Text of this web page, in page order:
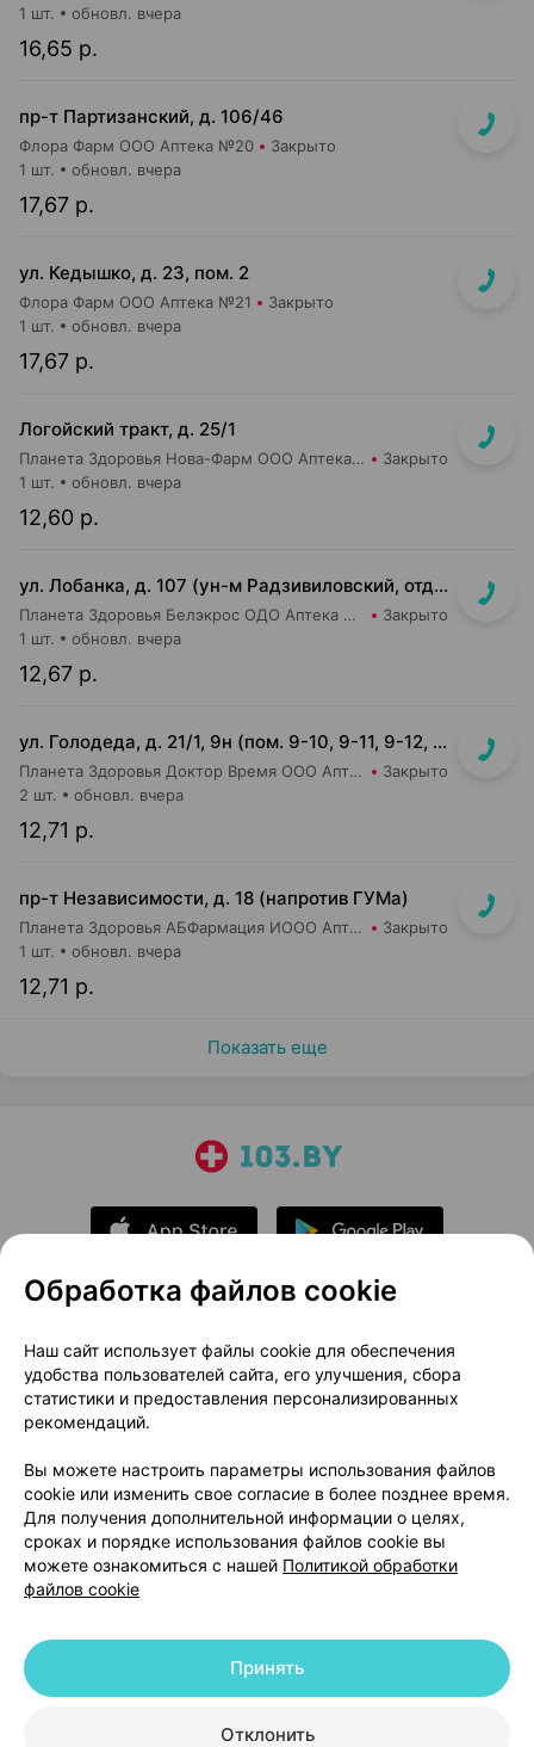
16,65 р.
1 шт. обновл. вчера
пр-т Партизанский, д. 106/46
Флора Фарм ООО Аптека №20 Закрыто
17,67 р.
1 шт. обновл. вчера
ул. Кедышко, д. 23, пом. 2
Флора Фарм ООО Аптека №21 Закрыто
17,67 р.
1 шт. обновл. вчера
Логойский тракт, д. 25/1
Планета Здоровья Нова-Фарм ООО Аптека №1 Закрыто
12,60 р.
1 шт. обновл. вчера
ул. Лобанка, д. 107 (ун-м Радзивиловский, отдельный вход с улицы)
Планета Здоровья Белэкрос ОДО Аптека №4 Закрыто
12,67 р.
1 шт. обновл. вчера
ул. Голодеда, д. 21/1, 9н (пом. 9-10, 9-11, 9-12, 9-13, 9-14, 9-15, 9-16)
Планета Здоровья Доктор Время ООО Аптека №8 Закрыто
12,71 р.
2 шт. обновл. вчера
пр-т Независимости, д. 18 (напротив ГУМа)
Планета Здоровья АБФармация ИООО Аптека №1 Закрыто
12,71 р.
1 шт. обновл. вчера
Показать еще
О проекте
Новости проекта
Размещение рекламы
Медицинский маркетинг
Публичный договор
Доставка
Способы оплаты
Вакансии
Партнеры
Написать руководителю 103.by
Написать в поддержку
Персональные настройки Cookie
© 2026 ООО «Артокс Лаб», УНП 191700409 | 220012, Республика Беларусь,
+375 291212755
Обработка файлов cookie
Наш сайт использует файлы cookie для обеспечения
удобства пользователей сайта, его улучшения, сбора
статистики и предоставления персонализированных
рекомендаций.
Вы можете настроить параметры использования файлов
cookie или изменить свое согласие в более позднее время.
Для получения дополнительной информации о целях,
сроках и порядке использования файлов cookie вы
можете ознакомиться с нашей Политикой обработки
файлов cookie
Отклонить
Принять